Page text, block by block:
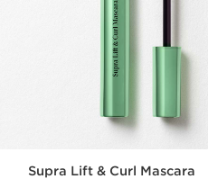
Supra Lift & Curl Mascara